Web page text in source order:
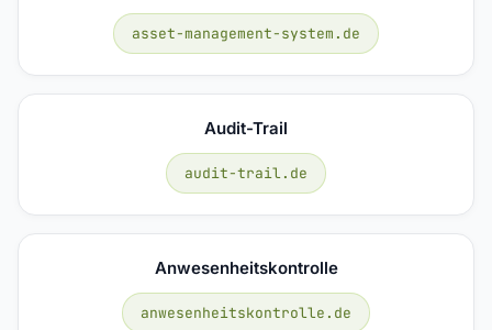
asset-management-system.de
Audit-Trail
audit-trail.de
Anwesenheitskontrolle
anwesenheitskontrolle.de